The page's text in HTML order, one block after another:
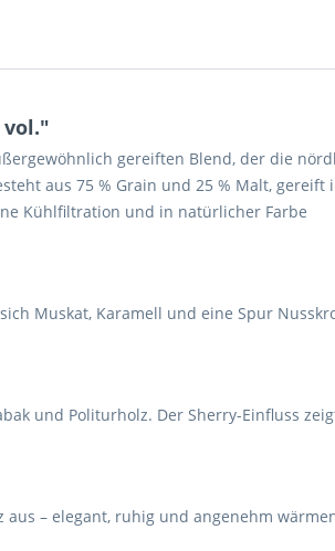
vol."
gereiften Blend, der die
aus 75 % Grain und 25 % Malt, gereift
Kühlfiltration und in natürlicher Farbe
Muskat, Karamell und eine Spur
und Politurholz. Der Sherry-Einfluss
– elegant, ruhig und angenehm